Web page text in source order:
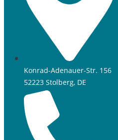
Konrad-Adenauer-Str. 156
52223 Stolberg, DE